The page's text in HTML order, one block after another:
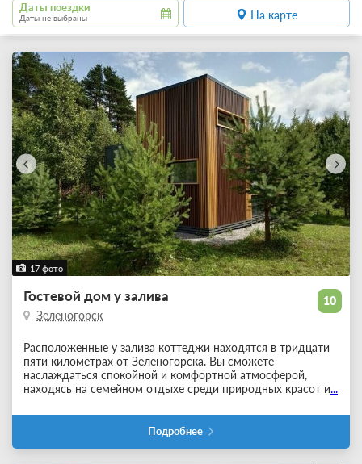
Даты поездки
Даты не выбраны На карте
17 фото
10
Гостевой дом у залива
Зеленогорск
Расположенные у залива коттеджи находятся в тридцати
пяти километрах от Зеленогорска. Вы сможете
наслаждаться спокойной и комфортной атмосферой,
находясь на семейном отдыхе среди природных красот и...
Подробнее